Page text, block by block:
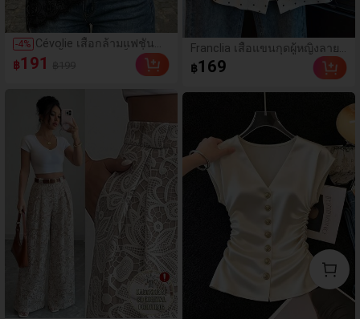
-4% Cévolie เสื้อกล้ามแฟชั่น
ปาร์ตี้ทรงเข้ารูป เซ็กซี่ คอ
เดรป คอคาวล์ จับย่น แต่ง
แขนกุด
฿191
Franclia เสื้อแขนกุดผู้หญิงลาย
จุดสไตล์ลำลอง สำหรับฤดูร้อน
วันหยุด และใส่ไปทำงาน
฿169